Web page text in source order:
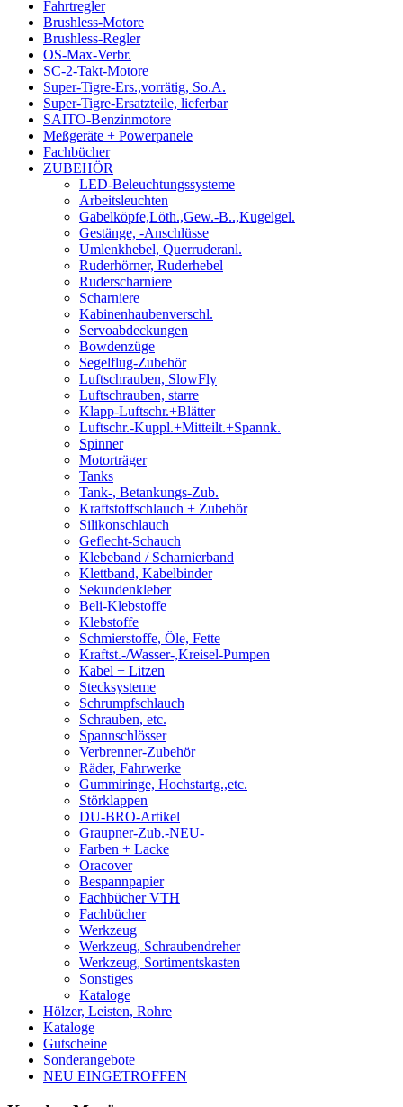
Fahrtregler
Brushless-Motore
Brushless-Regler
OS-Max-Verbr.
SC-2-Takt-Motore
Super-Tigre-Ers.,vorrätig, So.A.
Super-Tigre-Ersatzteile, lieferbar
SAITO-Benzinmotore
Meßgeräte + Powerpanele
Fachbücher
ZUBEHÖR
LED-Beleuchtungssysteme
Arbeitsleuchten
Gabelköpfe,Löth.,Gew.-B..,Kugelgel.
Gestänge, -Anschlüsse
Umlenkhebel, Querruderanl.
Ruderhörner, Ruderhebel
Ruderscharniere
Scharniere
Kabinenhaubenverschl.
Servoabdeckungen
Bowdenzüge
Segelflug-Zubehör
Luftschrauben, SlowFly
Luftschrauben, starre
Klapp-Luftschr.+Blätter
Luftschr.-Kuppl.+Mitteilt.+Spannk.
Spinner
Motorträger
Tanks
Tank-, Betankungs-Zub.
Kraftstoffschlauch + Zubehör
Silikonschlauch
Geflecht-Schauch
Klebeband / Scharnierband
Klettband, Kabelbinder
Sekundenkleber
Beli-Klebstoffe
Klebstoffe
Schmierstoffe, Öle, Fette
Kraftst.-/Wasser-,Kreisel-Pumpen
Kabel + Litzen
Stecksysteme
Schrumpfschlauch
Schrauben, etc.
Spannschlösser
Verbrenner-Zubehör
Räder, Fahrwerke
Gummiringe, Hochstartg.,etc.
Störklappen
DU-BRO-Artikel
Graupner-Zub.-NEU-
Farben + Lacke
Oracover
Bespannpapier
Fachbücher VTH
Fachbücher
Werkzeug
Werkzeug, Schraubendreher
Werkzeug, Sortimentskasten
Sonstiges
Kataloge
Hölzer, Leisten, Rohre
Kataloge
Gutscheine
Sonderangebote
NEU EINGETROFFEN